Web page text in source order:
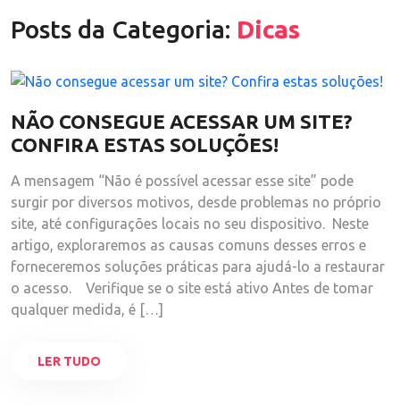
Posts da Categoria: Dicas
NÃO CONSEGUE ACESSAR UM SITE?
CONFIRA ESTAS SOLUÇÕES!
A mensagem “Não é possível acessar esse site” pode
surgir por diversos motivos, desde problemas no próprio
site, até configurações locais no seu dispositivo. Neste
artigo, exploraremos as causas comuns desses erros e
forneceremos soluções práticas para ajudá-lo a restaurar
o acesso.​ Verifique se o site está ativo Antes de tomar
qualquer medida, é […]
LER TUDO